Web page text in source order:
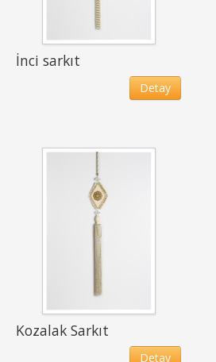
İnci sarkıt
Detay
Kozalak Sarkıt
Detay